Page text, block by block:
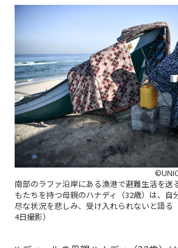
南部のラファ沿岸にある漁港で避難生活を送
もたちを持つ母親のハナディ（32歳）は、自
尽な状況を悲しみ、受け入れられないと語る
4日撮影）